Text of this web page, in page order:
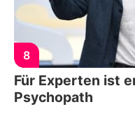
8
Für Experten ist
Psychopath